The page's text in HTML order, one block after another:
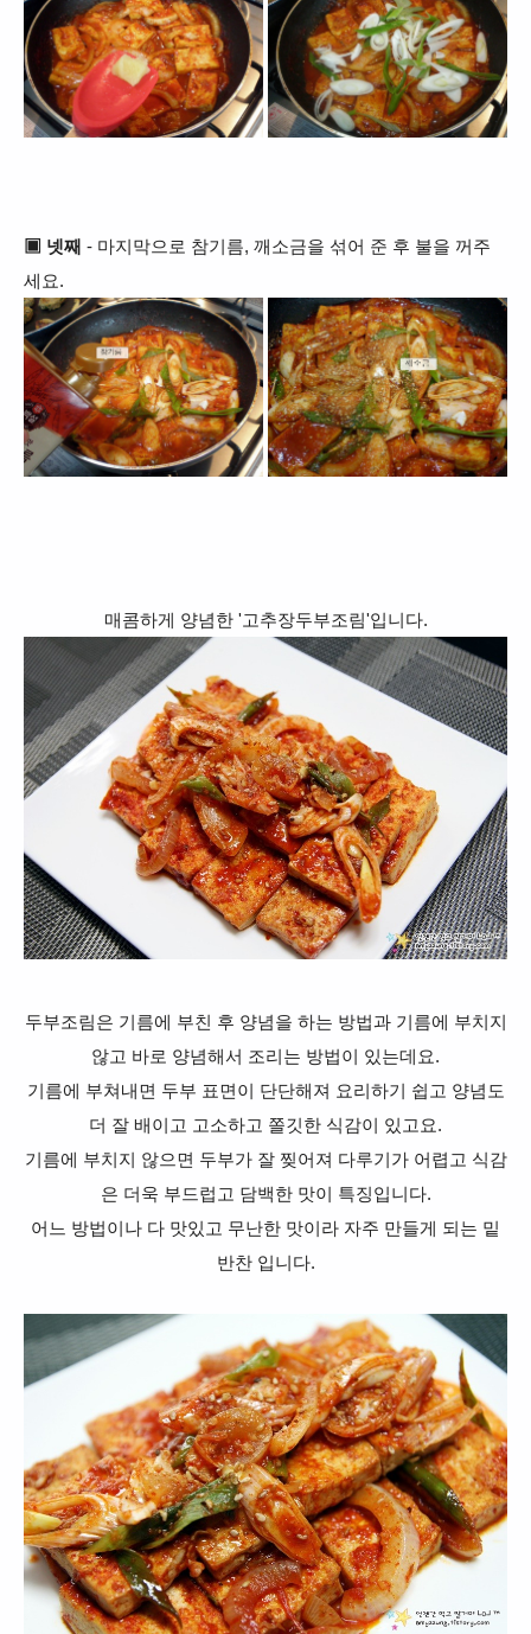
▣ 넷째 - 마지막으로 참기름, 깨소금을 섞어 준 후 불을 꺼주
세요.
매콤하게 양념한 '고추장두부조림'입니다.
두부조림은 기름에 부친 후 양념을 하는 방법과 기름에 부치지
않고 바로 양념해서 조리는 방법이 있는데요.
기름에 부쳐내면 두부 표면이 단단해져 요리하기 쉽고 양념도
더 잘 배이고 고소하고 쫄깃한 식감이 있고요.
기름에 부치지 않으면 두부가 잘 찢어져 다루기가 어렵고 식감
은 더욱 부드럽고 담백한 맛이 특징입니다.
어느 방법이나 다 맛있고 무난한 맛이라 자주 만들게 되는 밑
반찬 입니다.